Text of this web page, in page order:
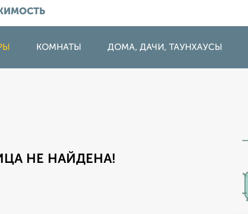
КОМНАТЫ ДОМА, ДАЧИ, ТАУНХАУСЫ
НЕ НАЙДЕНА!